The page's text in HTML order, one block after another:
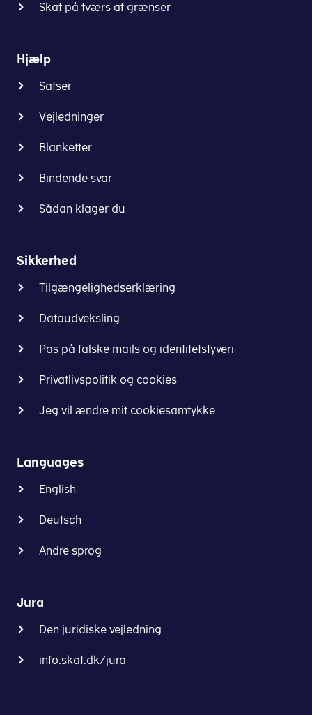
Skat på tværs af grænser
Hjælp
Satser
Vejledninger
Blanketter
Bindende svar
Sådan klager du
Sikkerhed
Tilgængelighedserklæring
Dataudveksling
Pas på falske mails og identitetstyveri
Privatlivspolitik og cookies
Jeg vil ændre mit cookiesamtykke
Languages
English
Deutsch
Andre sprog
Jura
Den juridiske vejledning
info.skat.dk/jura